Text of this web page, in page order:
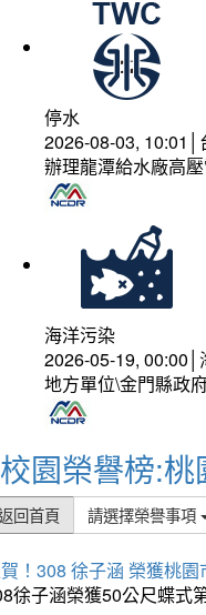
停水
2026-08-03, 10:01│
辦理龍潭給水廠高
海洋污染
2026-05-19, 00:00│
地方單位\金門縣政
校園榮譽榜:
回首頁 請選擇榮譽事項
！308 徐子涵 榮獲桃
徐子涵榮獲50公尺蝶式